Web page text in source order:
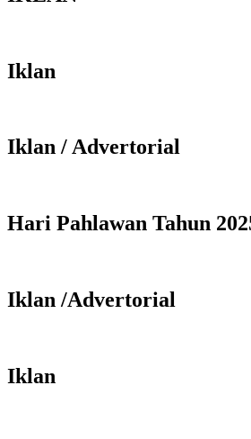
Iklan
Iklan / Advertorial
Hari Pahlawan Tahun
Iklan /Advertorial
Iklan